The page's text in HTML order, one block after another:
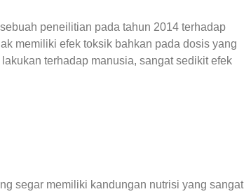
peneilitian pada tahun 2014 terhadap
memiliki efek toksik bahkan pada dosis yang
terhadap manusia, sangat sedikit efek
segar memiliki kandungan nutrisi yang sangat